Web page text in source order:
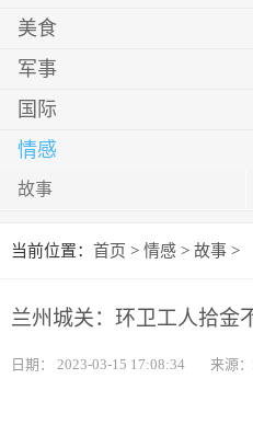
美食
军事
国际
情感
故事
当前位置： 首页 > 情感 > 故事 >
兰州城关：环卫工人拾金
日期： 2023-03-15 17:08:34 来源